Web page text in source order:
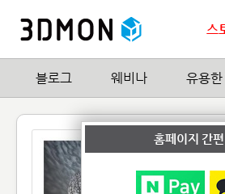
스
블로그 웨비나 유용한
홈페이지 간